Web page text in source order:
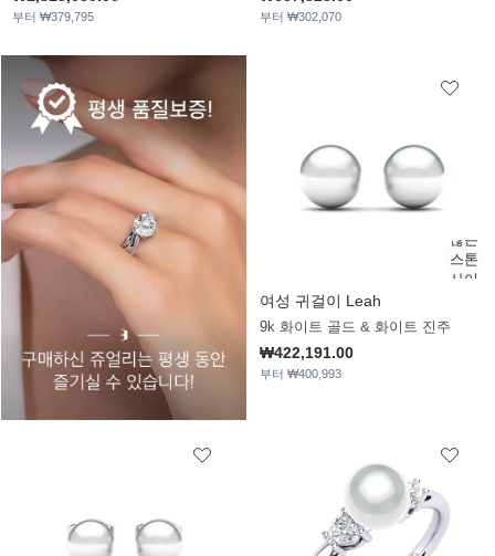
부터 ₩379,795 부터 ₩302,070
여성 귀걸이 Leah
9k 화이트 골드 & 화이트 진주
₩422,191.00
부터 ₩400,993